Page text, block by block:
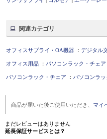
関連カテゴリ
オフィスサプライ・OA機器 ：デジタル
オフィス用品 ： パソコンラック・チェア
パソコンラック・チェア ： パソコンラッ
商品が届いた後ご使用いただき、 マイ
まだレビューはありません
延長保証サービスとは？